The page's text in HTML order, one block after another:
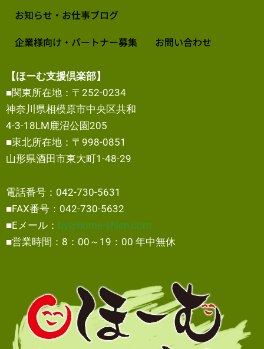
お知らせ・お仕事ブログ
企業様向け・パートナー募集
お問い合わせ
【ほーむ支援倶楽部】
■関東所在地：〒252-0234
神奈川県相模原市中央区共和
4-3-18LM鹿沼公園205
■東北所在地：〒998-0851
山形県酒田市東大町1-48-29
電話番号：042-730-5631
■FAX番号：042-730-5632
■Eメール： by@home-shien.com
■営業時間：8：00～19：00 年中無休